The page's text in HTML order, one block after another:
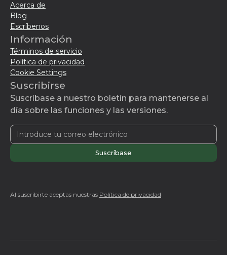
Acerca de
Blog
Escríbenos
Información
Términos de servicio
Política de privacidad
Cookie Settings
Suscribirse
Suscríbase a nuestro boletín para mantenerse al
día sobre las funciones y las versiones.
Al suscribirte aceptas nuestras Política de privacidad